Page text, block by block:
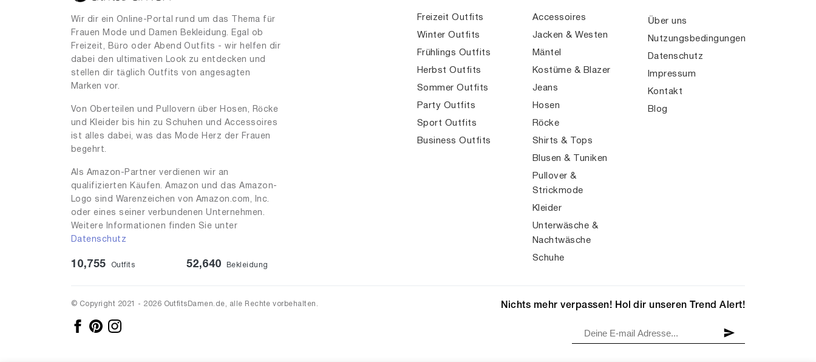
Wir dir ein Online-Portal rund um das Thema für
Frauen Mode und Damen Bekleidung. Egal ob
Freizeit, Büro oder Abend Outfits - wir helfen dir
dabei den ultimativen Look zu entdecken und
stellen dir täglich Outfits von angesagten
Marken vor.
Von Oberteilen und Pullovern über Hosen, Röcke
und Kleider bis hin zu Schuhen und Accessoires
ist alles dabei, was das Mode Herz der Frauen
begehrt.
Als Amazon-Partner verdienen wir an
qualifizierten Käufen. Amazon und das Amazon-
Logo sind Warenzeichen von Amazon.com, Inc.
oder eines seiner verbundenen Unternehmen.
Weitere Informationen finden Sie unter
Datenschutz
10,755 Outfits 52,640 Bekleidung
Freizeit Outfits
Winter Outfits
Frühlings Outfits
Herbst Outfits
Sommer Outfits
Party Outfits
Sport Outfits
Business Outfits
Accessoires
Jacken & Westen
Mäntel
Kostüme & Blazer
Jeans
Hosen
Röcke
Shirts & Tops
Blusen & Tuniken
Pullover &
Strickmode
Kleider
Unterwäsche &
Nachtwäsche
Schuhe
Über uns
Nutzungsbedingungen
Datenschutz
Impressum
Kontakt
Blog
© Copyright 2021 - 2026 OutfitsDamen.de, alle Rechte vorbehalten. Nichts mehr verpassen! Hol dir unseren Trend Alert!